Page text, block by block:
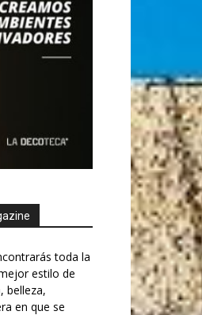
toda la
estilo de
belleza,
en que se